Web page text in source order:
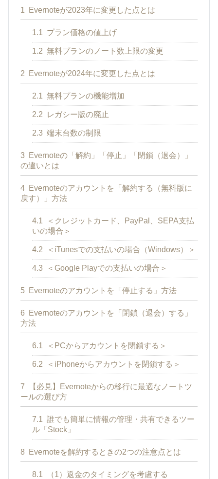
1 Evernoteが2023年に変更した点とは
1.1 プラン価格の値上げ
1.2 無料プランのノート数上限の変更
2 Evernoteが2024年に変更した点とは
2.1 無料プランの機能増加
2.2 レガシー版の廃止
2.3 端末台数の制限
3
Evernoteの「解約」「停止」「閉鎖（退会）」
の違いとは
4 Evernoteのアカウントを「解約する（無料版に
戻す）」方法
4.1
＜クレジットカード、PayPal、SEPA支払
いの場合＞
4.2 ＜iTunesでの支払いの場合（Windows）＞
4.3 ＜Google Playでの支払いの場合＞
5 Evernoteのアカウントを「停止する」方法
6
Evernoteのアカウントを「閉鎖（退会）する」
方法
6.1 ＜PCからアカウントを閉鎖する＞
6.2 ＜iPhoneからアカウントを閉鎖する＞
7
【必見】Evernoteからの移行に最適なノートツ
ールの選び方
7.1 誰でも簡単に情報の管理・共有できるツー
ル「Stock」
8 Evernoteを解約するときの2つの注意点とは
8.1 （1）返金のタイミングを考慮する